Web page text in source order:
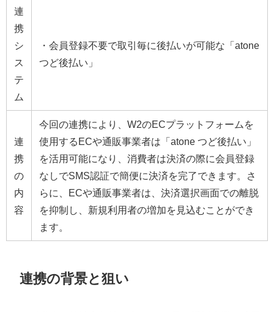
連
携
シ
ス
テ
ム
・会員登録不要で取引毎に後払いが可能な「atone
つど後払い」
連
携
の
内
容
今回の連携により、W2のECプラットフォームを
使用するECや通販事業者は「atone つど後払い」
を活用可能になり、消費者は決済の際に会員登録
なしでSMS認証で簡便に決済を完了できます。さ
らに、ECや通販事業者は、決済選択画面での離脱
を抑制し、新規利用者の増加を見込むことができ
ます。
連携の背景と狙い